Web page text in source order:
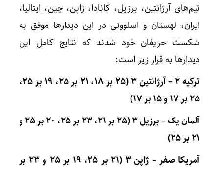
تیم‌های آرژانتین، برزیل، کانادا، ژاپن، چین، ایتالیا،
ایران، لهستان و اسلوونی در این دیدارها موفق به
شکست حریفان خود شدند که نتایج کامل این
دیدارها به قرار زیر است:
ترکیه ۲ – آرژانتین ۳ (۲۵ بر ۱۸، ۲۱ بر ۲۵، ۱۹ بر ۲۵،
۲۵ بر ۱۷ و ۱۵ بر ۱۷)
آلمان یک – برزیل ۳ (۲۵ بر ۲۱، ۲۳ بر ۲۵، ۲۰ بر ۲۵ و
۲۱ بر ۲۵)
آمریکا صفر – ژاپن ۳ (۲۱ بر ۲۵، ۱۹ بر ۲۵ و ۲۳ بر